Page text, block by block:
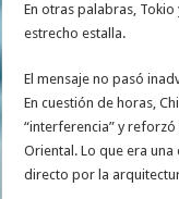
En otras palabras,
estrecho estalla.
El mensaje no pasó
En cuestión de horas,
“interferencia” y reforzó
Oriental. Lo que era
directo por la